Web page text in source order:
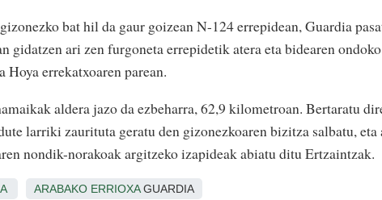
bat hil da gaur goizean N-124 errepidean, Guardia
gidatzen ari zen furgoneta errepidetik atera eta bidearen
Hoya errekatxoaren parean.
aldera jazo da ezbeharra, 62,9 kilometroan. Bertaratu
larriki zaurituta geratu den gizonezkoaren bizitza salbatu, eta
nondik-norakoak argitzeko izapideak abiatu ditu Ertzaintzak.
ARABAKO ERRIOXAGUARDIA